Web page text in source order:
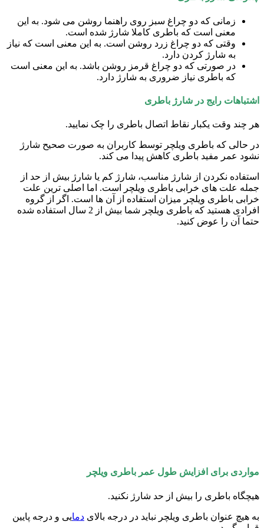
زمانی که دو چراغ سبز روی راهنما روشن می شود. به این
معنی است که باطری کاملا شارژ شده است.
وقتی که دو چراغ زرد روشن است. به این معنی است که نیاز
به شارژ کردن دارد.
در صورتی که دو چراغ قرمز روشن باشد. به این معنی است
که باطری نیاز ضروری به شارژ دارد.
اشتباهات رایج در شارژ باطری
هر چند وقت یکبار نقاط اتصال باطری را چک نمایید.
در حالی که باطری ویلچر توسط کاربران به صورت صحیح شارژ
نشود عمر مفید باطری کاهش پیدا می کند.
استفاده نکردن از شارژ مناسب، شارژ کم یا شارژ بیش از حد از
جمله علت های خرابی باطری ویلچر است. اما اصلی ترین علت
خرابی باطری ویلچر میزان استفاده از آن ها است. اگر از گروه
افرادی هستید که باطری ویلچر شما بیش از 2 سال استفاده شده
حتما آن را عوض کنید.
مواردی برای افزایش طول عمر باطری ویلچر
هیچگاه باطری را بیش از حد شارژ نکنید.
به هیچ عنوان باطری ویلچر نباید در درجه بالای دمایی و درجه پایین